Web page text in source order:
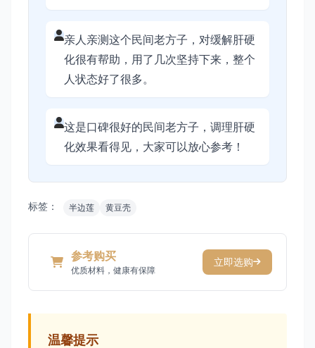
亲人亲测这个民间老方子，对缓解肝硬
化很有帮助，用了几次坚持下来，整个
人状态好了很多。
这是口碑很好的民间老方子，调理肝硬
化效果看得见，大家可以放心参考！
标签： 半边莲 黄豆壳
参考购买
优质材料，健康有保障
立即选购
温馨提示